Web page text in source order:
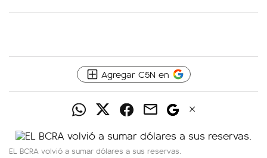
Agregar C5N en
EL BCRA volvió a sumar dólares a sus reservas.